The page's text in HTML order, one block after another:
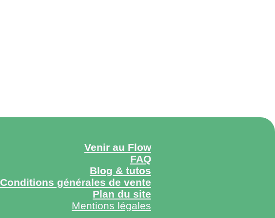
Venir au Flow
FAQ
Blog & tutos
Conditions générales de vente
Plan du site
Mentions légales